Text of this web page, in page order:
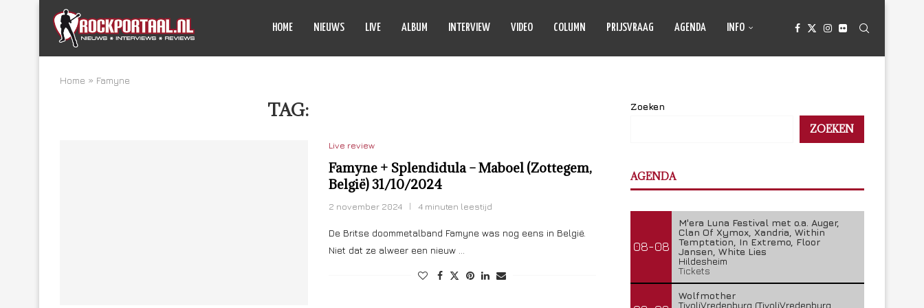
HOME NIEUWS LIVE ALBUM INTERVIEW VIDEO COLUMN PRIJSVRAAG AGENDA INFO
Home » Famyne
TAG:
Live review
Famyne + Splendidula – Maboel (Zottegem,
België) 31/10/2024
2 november 2024 4 minuten leestijd
De Britse doommetalband Famyne was nog eens in België.
Niet dat ze alweer een nieuw …
Zoeken
ZOEKEN
AGENDA
08-08
M'era Luna Festival met o.a. Auger,
Clan Of Xymox, Xandria, Within
Temptation, In Extremo, Floor
Jansen, White Lies
Hildesheim
Tickets
Wolfmother
TivoliVredenburg (TivoliVredenburg